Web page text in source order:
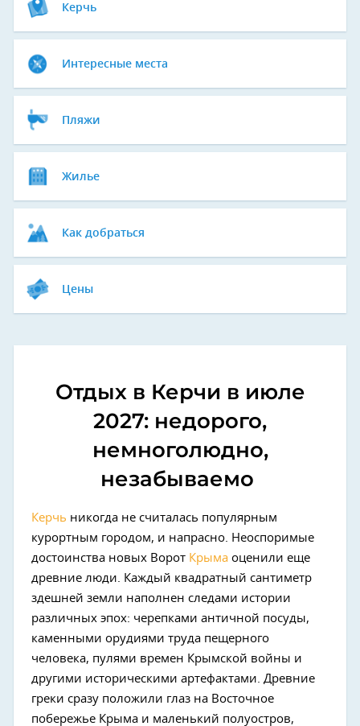
Керчь
Интересные места
Пляжи
Жилье
Как добраться
Цены
Отдых в Керчи в июле
2027: недорого,
немноголюдно,
незабываемо
Керчь никогда не считалась популярным
курортным городом, и напрасно. Неоспоримые
достоинства новых Ворот Крыма оценили еще
древние люди. Каждый квадратный сантиметр
здешней земли наполнен следами истории
различных эпох: черепками античной посуды,
каменными орудиями труда пещерного
человека, пулями времен Крымской войны и
другими историческими артефактами. Древние
греки сразу положили глаз на Восточное
побережье Крыма и маленький полуостров,